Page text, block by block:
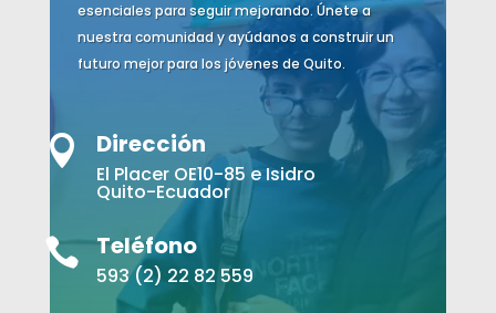
esenciales para seguir mejorando. Únete a
nuestra comunidad y ayúdanos a construir un
futuro mejor para los jóvenes de Quito.
 Dirección
El Placer OE10-85 e Isidro
Quito-Ecuador
 Teléfono
593 (2) 22 82 559